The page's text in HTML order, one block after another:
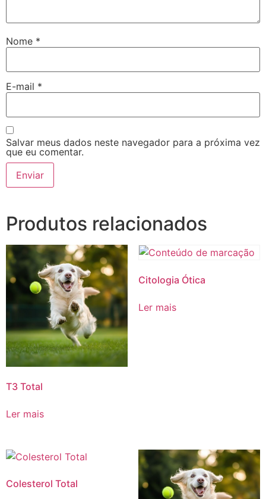
Nome *
E-mail *
Salvar meus dados neste navegador para a próxima vez
que eu comentar.
Produtos relacionados
T3 Total
Ler mais
Citologia Ótica
Ler mais
Colesterol Total